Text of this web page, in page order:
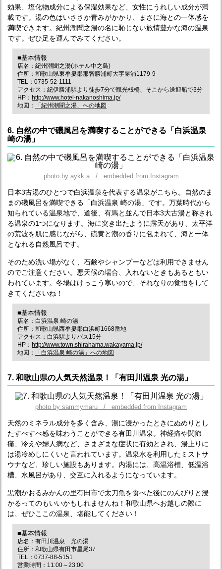
効果、塩化物成分による保湿効果など、女性にうれしい成分が満
載です。湯の色はいささか青みがかかり、まさに海との一体感を
満喫できます。紀州潮聞之湯の名に恥じない旅情豊かな海の温泉
です。ぜひ足を運んでみてください。
■基本情報
店名：紀州潮聞之湯(ホテル中之島)
住所：和歌山県東牟婁郡那智勝浦町大字勝浦1179-9
TEL：0735-52-1111
アクセス：紀伊勝浦駅より徒歩7分で観光桟橋、そこから送迎船で3分
HP： http://www.hotel-nakanoshima.jp/
地図：
「紀州潮聞之湯」への地図
6. 自然の中で磯風呂を満喫することができる「白浜温泉
崎の湯」
photo by aykk.a / embedded from Instagram
日本3古湯のひとつで白浜温泉を代表する温泉がこちら。自然のま
まの磯風呂を満喫できる「白浜温泉 崎の湯」です。万葉時代から
知られている温泉地で、道後、有馬と並んで日本3大古湯と称され
る温泉の1つになります。海に突き出たように露天があり、太平洋
の荒波を肌に感じながら、硫黄と潮の香りに包まれて、海と一体
となれる自然風呂です。
そのため洗い場がなく、石鹸やシャンプーなどは利用できません
のでご注意ください。悪天候の場合、入れないときもあるともい
われています。冬場はけっこう寒いので、それなりの覚悟をして
きてくださいね！
■基本情報
店名：白浜温泉 崎の湯
住所：和歌山県西牟婁郡白浜町1668番地
アクセス：白浜駅よりバス15分
HP： http://www.town.shirahama.wakayama.jp/
地図：
「白浜温泉 崎の湯」への地図
7. 和歌山県の人気天然温泉！「有田川温泉 光の湯」
photo by sammymaru / embedded from Instagram
天然のミネラル成分を多く含み、湯に浸かったときにぬめりとし
たすべすべ感を味わうことができる有田川温泉。神経痛や関節
痛、冷えや婦人病など、さまざまな症状に有効とされ、湯上りに
は湯冷めしにくいと言われています。温泉水を利用したミストサ
ウナなど、珍しい施設もあります。内湯には、高温浴槽、低温浴
槽、水風呂があり、交互に入れるようになっています。
黒潮かおるみかんの里有田市で太刀魚を食べた後にのんびりと浸
かるってのもいいかもしれませんね！和歌山県へお越しの際に
は、ぜひここの温泉、堪能してください！
■基本情報
店名：有田川温泉 光の湯
住所：和歌山県有田市星尾37
TEL：0737-88-5151
営業時間：11:00～23:00